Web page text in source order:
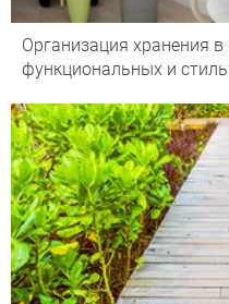
Организация хранения
функциональных и